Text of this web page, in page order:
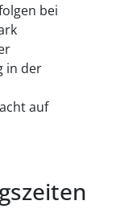
bei
in der
auf